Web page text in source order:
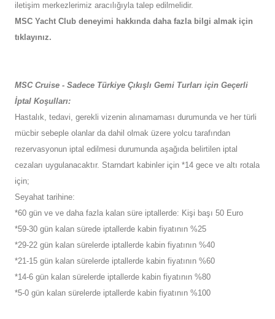
iletişim merkezlerimiz aracılığıyla talep edilmelidir.
MSC Yacht Club deneyimi hakkında daha fazla bilgi almak için
tıklayınız.
MSC Cruise - Sadece Türkiye Çıkışlı Gemi Turları için Geçerli
İptal Koşulları:
Hastalık, tedavi, gerekli vizenin alınamaması durumunda ve her türli
mücbir sebeple olanlar da dahil olmak üzere yolcu tarafından
rezervasyonun iptal edilmesi durumunda aşağıda belirtilen iptal
cezaları uygulanacaktır. Starndart kabinler için *14 gece ve altı rotala
için;
Seyahat tarihine:
*60 gün ve ve daha fazla kalan süre iptallerde: Kişi başı 50 Euro
*59-30 gün kalan sürede iptallerde kabin fiyatının %25
*29-22 gün kalan sürelerde iptallerde kabin fiyatının %40
*21-15 gün kalan sürelerde iptallerde kabin fiyatının %60
*14-6 gün kalan sürelerde iptallerde kabin fiyatının %80
*5-0 gün kalan sürelerde iptallerde kabin fiyatının %100